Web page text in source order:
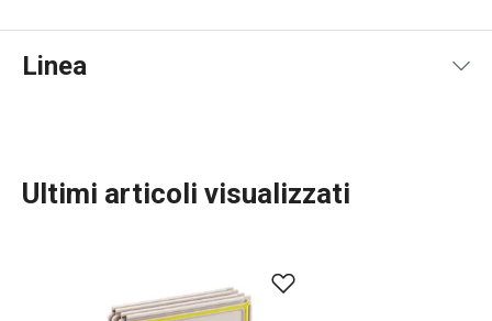
Linea
Ultimi articoli visualizzati